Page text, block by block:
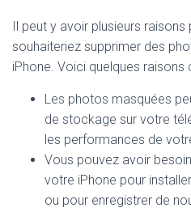
Il peut y avoir plusieurs raisons
souhaiteriez supprimer des
iPhone. Voici quelques raisons
Les photos masquées
de stockage sur votre
les performances de
Vous pouvez avoir
votre iPhone pour
ou pour enregistrer de